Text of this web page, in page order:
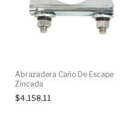
Abrazadera Caño De Escape
Zincada
$4.158,11